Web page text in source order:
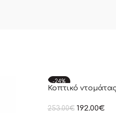
-24%
Κοπτικό
253.00€ 192.00€